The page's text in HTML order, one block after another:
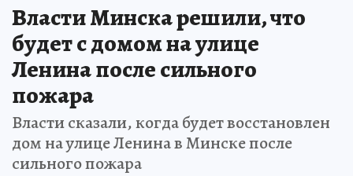
Власти Минска решили, что
будет с домом на улице
Ленина после сильного
пожара
Власти сказали, когда будет восстановлен
дом на улице Ленина в Минске после
сильного пожара